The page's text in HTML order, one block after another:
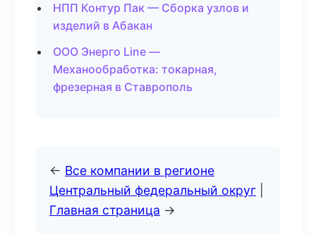
НПП Контур Пак — Сборка узлов и
изделий в Абакан
ООО Энерго Line —
Механообработка: токарная,
фрезерная в Ставрополь
← Все компании в регионе
Центральный федеральный округ
Главная страница →